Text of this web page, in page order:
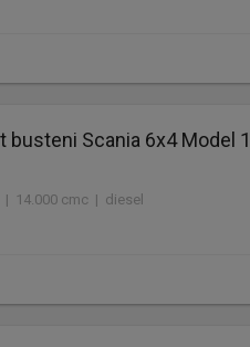
busteni Scania 6x4 Model
| 14.000 cmc | diesel